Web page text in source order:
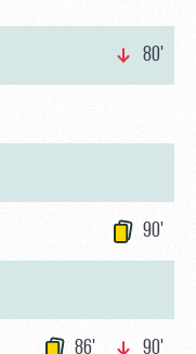
80'
90'
86' 90'